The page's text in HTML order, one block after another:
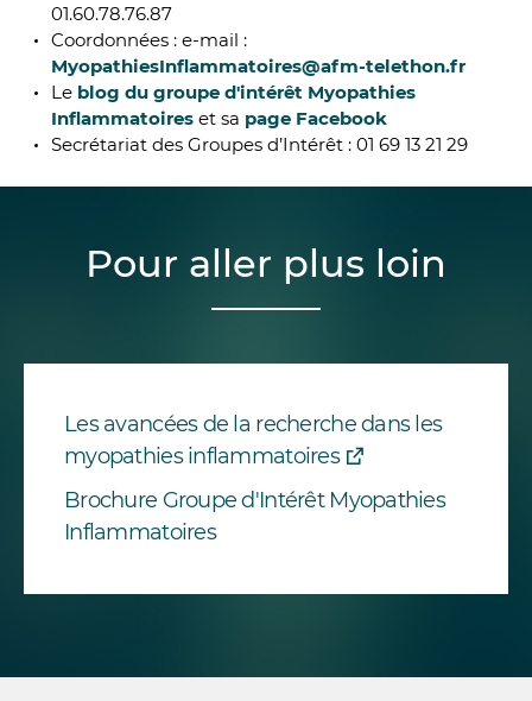
01.60.78.76.87
Coordonnées : e-mail :
MyopathiesInflammatoires@afm-telethon.fr
Le blog du groupe d'intérêt Myopathies
Inflammatoires et sa page Facebook
Secrétariat des Groupes d’Intérêt : 01 69 13 21 29
Pour aller plus loin
Les avancées de la recherche dans les
myopathies inflammatoires
Brochure Groupe d'Intérêt Myopathies
Inflammatoires